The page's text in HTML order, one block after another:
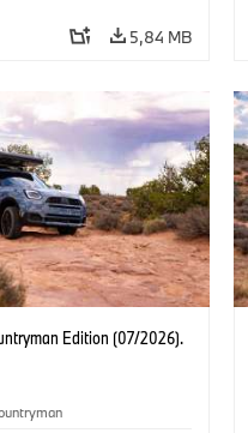
5,84 MB
Edition (07/2026).